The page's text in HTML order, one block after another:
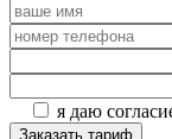
я даю